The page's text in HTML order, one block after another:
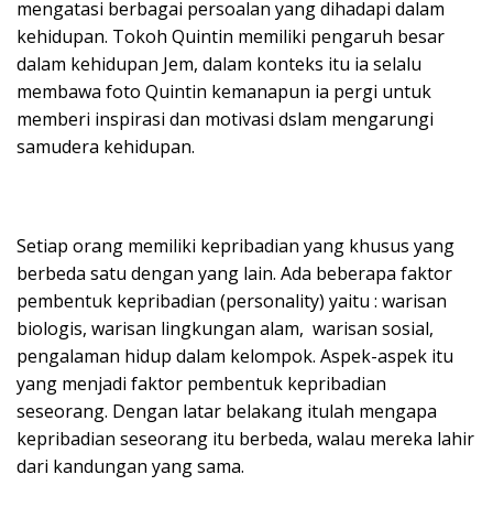
mengatasi berbagai persoalan yang dihadapi dalam
kehidupan. Tokoh Quintin memiliki pengaruh besar
dalam kehidupan Jem, dalam konteks itu ia selalu
membawa foto Quintin kemanapun ia pergi untuk
memberi inspirasi dan motivasi dslam mengarungi
samudera kehidupan.
Setiap orang memiliki kepribadian yang khusus yang
berbeda satu dengan yang lain. Ada beberapa faktor
pembentuk kepribadian (personality) yaitu : warisan
biologis, warisan lingkungan alam, warisan sosial,
pengalaman hidup dalam kelompok. Aspek-aspek itu
yang menjadi faktor pembentuk kepribadian
seseorang. Dengan latar belakang itulah mengapa
kepribadian seseorang itu berbeda, walau mereka lahir
dari kandungan yang sama.